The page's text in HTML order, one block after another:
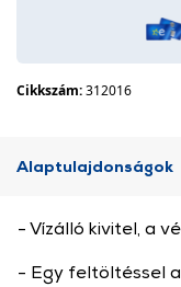
Cikkszám:312016
Alaptulajdonságok
- Vízálló kivitel, a
- Egy feltöltéssel